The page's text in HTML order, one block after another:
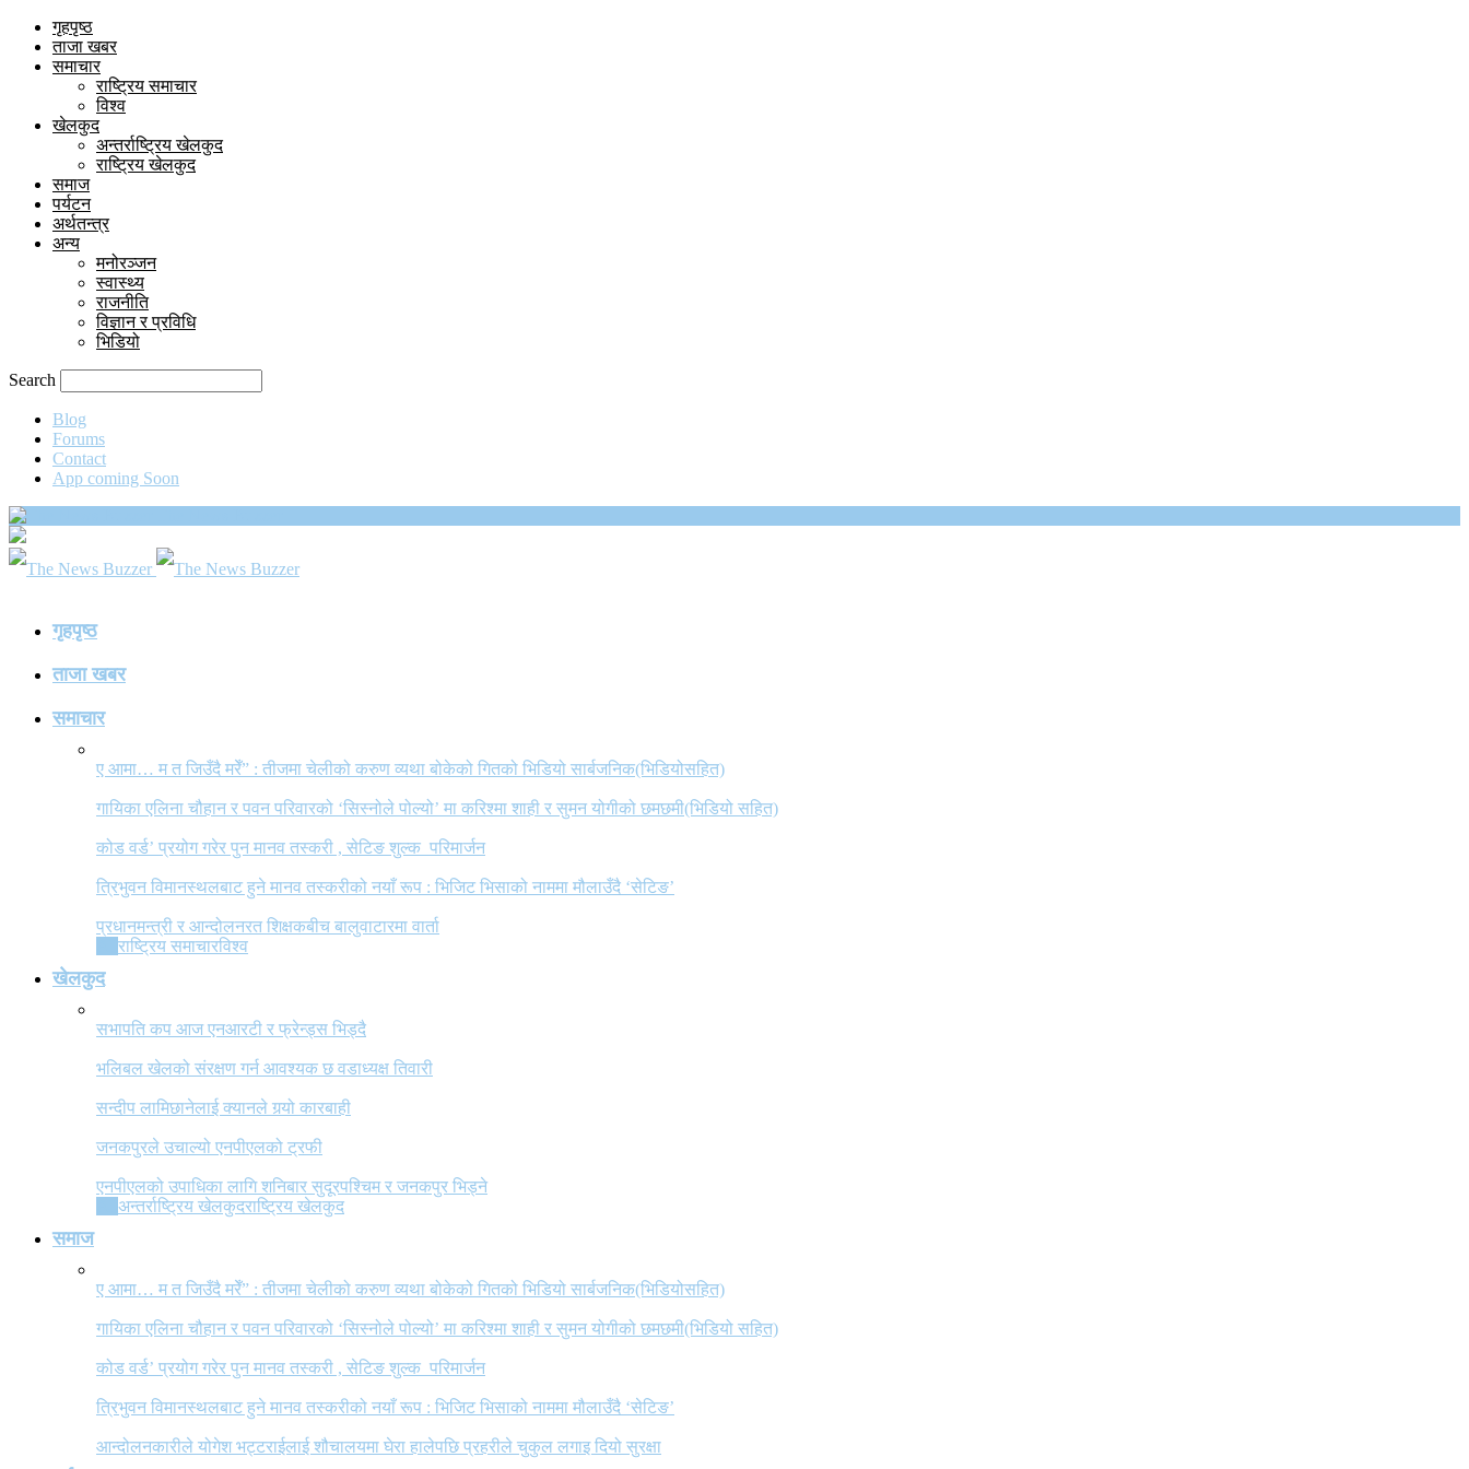
गृहपृष्ठ
ताजा खबर
समाचार
राष्ट्रिय समाचार
विश्व
खेलकुद
अन्तर्राष्ट्रिय खेलकुद
राष्ट्रिय खेलकुद
समाज
पर्यटन
अर्थतन्त्र
अन्य
मनोरञ्जन
स्वास्थ्य
राजनीति
विज्ञान र प्रविधि
भिडियो
Search
Blog
Forums
Contact
App coming Soon
गृहपृष्ठ
ताजा खबर
समाचार
ए आमा… म त जिउँदै मरेँ” : तीजमा चेलीको करुण व्यथा बोकेको गितको भिडियो सार्बजनिक(भिडियोसहित)
गायिका एलिना चौहान र पवन परिवारको ‘सिस्नोले पोल्यो’ मा करिश्मा शाही र सुमन योगीको छमछमी(भिडियो सहित)
कोड वर्ड’ प्रयोग गरेर पुन मानव तस्करी , सेटिङ शुल्क परिमार्जन
त्रिभुवन विमानस्थलबाट हुने मानव तस्करीको नयाँ रूप : भिजिट भिसाको नाममा मौलाउँदै ‘सेटिङ’
प्रधानमन्त्री र आन्दोलनरत शिक्षकबीच बालुवाटारमा वार्ता
राष्ट्रिय समाचारविश्व
खेलकुद
सभापति कप आज एनआरटी र फ्रेन्ड्स भिड्दै
भलिबल खेलको संरक्षण गर्न आवश्यक छ वडाध्यक्ष तिवारी
सन्दीप लामिछानेलाई क्यानले गर्‍यो कारबाही
जनकपुरले उचाल्यो एनपीएलको ट्रफी
एनपीएलको उपाधिका लागि शनिबार सुदूरपश्चिम र जनकपुर भिड्ने
अन्तर्राष्ट्रिय खेलकुदराष्ट्रिय खेलकुद
समाज
ए आमा… म त जिउँदै मरेँ” : तीजमा चेलीको करुण व्यथा बोकेको गितको भिडियो सार्बजनिक(भिडियोसहित)
गायिका एलिना चौहान र पवन परिवारको ‘सिस्नोले पोल्यो’ मा करिश्मा शाही र सुमन योगीको छमछमी(भिडियो सहित)
कोड वर्ड’ प्रयोग गरेर पुन मानव तस्करी , सेटिङ शुल्क परिमार्जन
त्रिभुवन विमानस्थलबाट हुने मानव तस्करीको नयाँ रूप : भिजिट भिसाको नाममा मौलाउँदै ‘सेटिङ’
आन्दोलनकारीले योगेश भट्टराईलाई शौचालयमा घेरा हालेपछि प्रहरीले चुकुल लगाइ दियो सुरक्षा